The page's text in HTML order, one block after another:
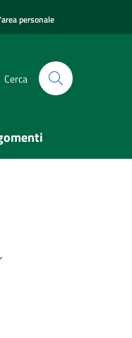
personale
Cerca